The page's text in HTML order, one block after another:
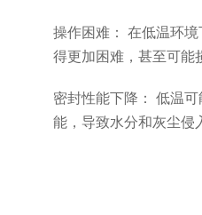
操作困难： 在低温环
得更加困难，甚至可能
密封性能下降： 低温
能，导致水分和灰尘侵